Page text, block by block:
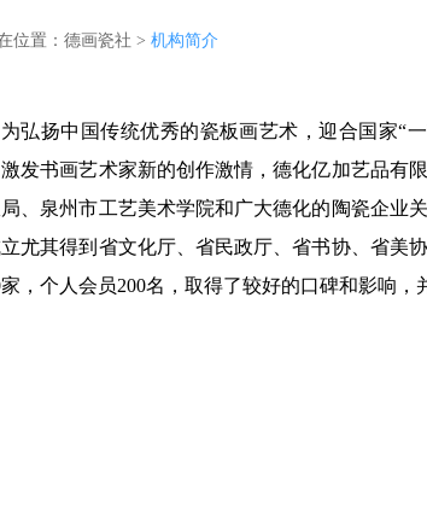
位置： 德画瓷社 > 机构简介
为弘扬中国传统优秀的瓷板画艺术，迎合国家“
发书画艺术家新的创作激情，德化亿加艺品有
、泉州市工艺美术学院和广大德化的陶瓷企业
尤其得到省文化厅、省民政厅、省书协、省美
，个人会员200名，取得了较好的口碑和影响，